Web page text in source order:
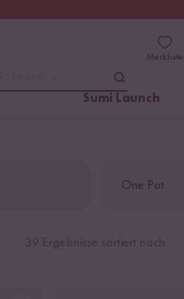
Merkliste
Sumi Launch
One Pot